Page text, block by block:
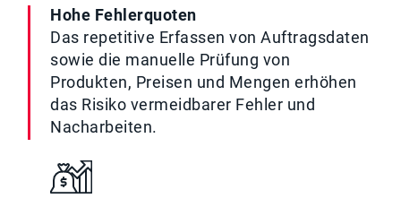
Hohe Fehlerquoten
Das repetitive Erfassen von Auftragsdaten
sowie die manuelle Prüfung von
Produkten, Preisen und Mengen erhöhen
das Risiko vermeidbarer Fehler und
Nacharbeiten.